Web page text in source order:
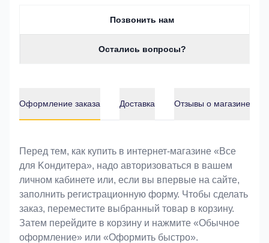
Позвонить нам
Остались вопросы?
Оформление заказа Доставка Отзывы о магазине
Оформление заказа
Перед тем, как купить в интернет-магазине «Bce
для Koндитeрa», надо авторизоваться в вашем
личном кабинете или, если вы впервые на сайте,
заполнить регистрационную форму. Чтобы сделать
заказ, переместите выбранный товар в корзину.
Затем перейдите в корзину и нажмите «Обычное
оформление» или «Оформить быстро».